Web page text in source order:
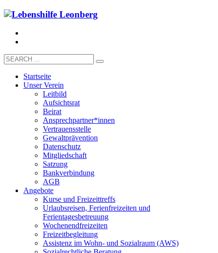
Startseite
Unser Verein
Leitbild
Aufsichtsrat
Beirat
Ansprechpartner*innen
Vertrauensstelle
Gewaltprävention
Datenschutz
Mitgliedschaft
Satzung
Bankverbindung
AGB
Angebote
Kurse und Freizeittreffs
Urlaubsreisen, Ferienfreizeiten und
Ferientagesbetreuung
Wochenendfreizeiten
Freizeitbegleitung
Assistenz im Wohn- und Sozialraum (AWS)